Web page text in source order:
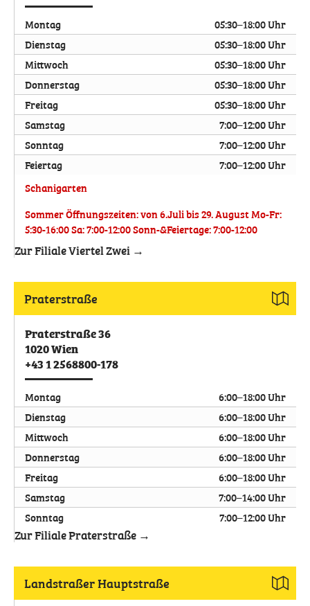
Montag
05:30–18:00 Uhr
Dienstag
05:30–18:00 Uhr
Mittwoch
05:30–18:00 Uhr
Donnerstag
05:30–18:00 Uhr
Freitag
05:30–18:00 Uhr
Samstag
7:00–12:00 Uhr
Sonntag
7:00–12:00 Uhr
Feiertag
7:00–12:00 Uhr
Schanigarten
Sommer Öffnungszeiten: von 6.Juli bis 29. August Mo-Fr:
5:30-16:00 Sa: 7:00-12:00 Sonn-&Feiertage: 7:00-12:00
Zur Filiale Viertel Zwei →
Praterstraße
Praterstraße 36
1020Wien
+43 1 2568800-178
Montag
6:00–18:00 Uhr
Dienstag
6:00–18:00 Uhr
Mittwoch
6:00–18:00 Uhr
Donnerstag
6:00–18:00 Uhr
Freitag
6:00–18:00 Uhr
Samstag
7:00–14:00 Uhr
Sonntag
7:00–12:00 Uhr
Zur Filiale Praterstraße →
Landstraßer Hauptstraße